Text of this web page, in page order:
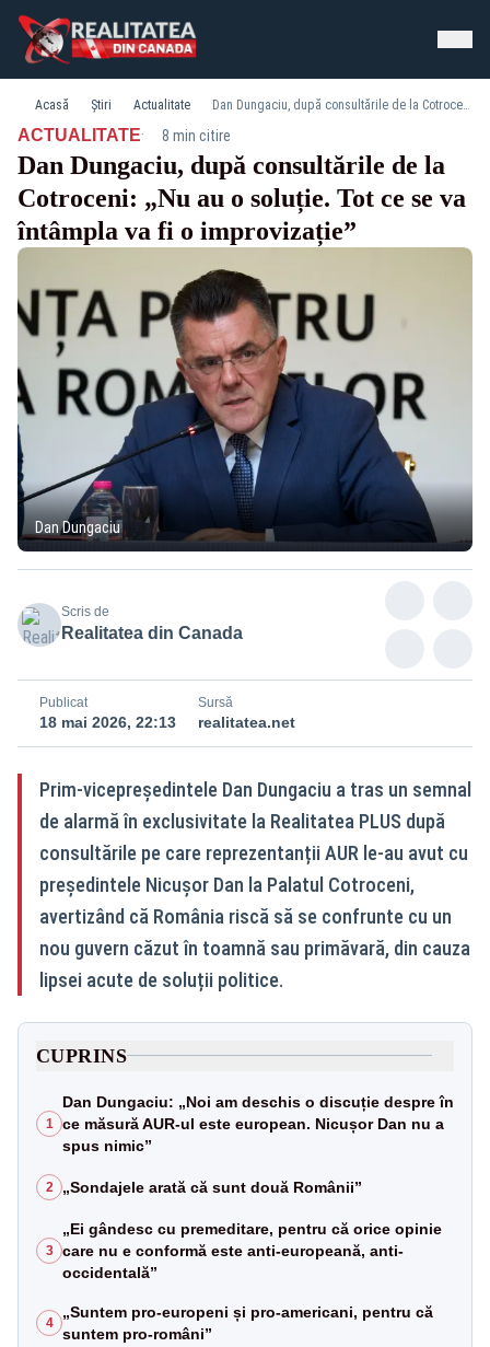
Acasă Știri Actualitate Dan Dungaciu, după consultările de la Cotroceni: „Nu au o soluție. Tot ce se va întâmpla va fi o improvizație”
ACTUALITATE· 8 min citire
Dan Dungaciu, după consultările de la
Cotroceni: „Nu au o soluție. Tot ce se va
întâmpla va fi o improvizație”
Dan Dungaciu
Scris de
Realitatea din Canada
Publicat
18 mai 2026, 22:13
Sursă
realitatea.net
Prim-vicepreședintele Dan Dungaciu a tras un semnal
de alarmă în exclusivitate la Realitatea PLUS după
consultările pe care reprezentanții AUR le-au avut cu
președintele Nicușor Dan la Palatul Cotroceni,
avertizând că România riscă să se confrunte cu un
nou guvern căzut în toamnă sau primăvară, din cauza
lipsei acute de soluții politice.
CUPRINS
1
Dan Dungaciu: „Noi am deschis o discuție despre în
ce măsură AUR-ul este european. Nicușor Dan nu a
spus nimic”
2 „Sondajele arată că sunt două Românii”
3
„Ei gândesc cu premeditare, pentru că orice opinie
care nu e conformă este anti-europeană, anti-
occidentală”
4
„Suntem pro-europeni și pro-americani, pentru că
suntem pro-români”